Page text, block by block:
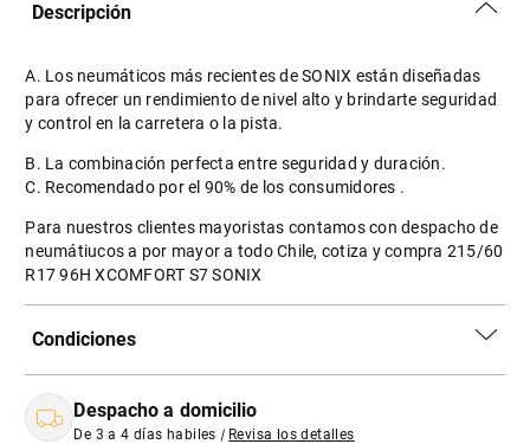
Descripción
A. Los neumáticos más recientes de SONIX están diseñadas
para ofrecer un rendimiento de nivel alto y brindarte seguridad
y control en la carretera o la pista.
B. La combinación perfecta entre seguridad y duración.
C. Recomendado por el 90% de los consumidores .
Para nuestros clientes mayoristas contamos con despacho de
neumátiucos a por mayor a todo Chile, cotiza y compra 215/60
R17 96H XCOMFORT S7 SONIX
Condiciones
Despacho a domicilio
De 3 a 4 días habiles | Revisa los detalles